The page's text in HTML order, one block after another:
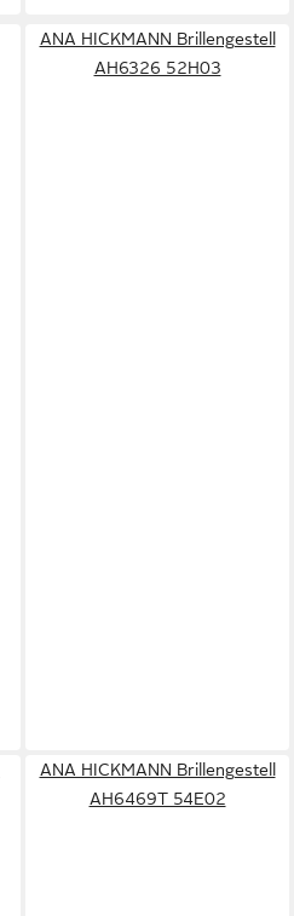
ANA HICKMANN Brillengestell
AH6326 52H03
ANA HICKMANN Brillengestell
AH6469T 54E02